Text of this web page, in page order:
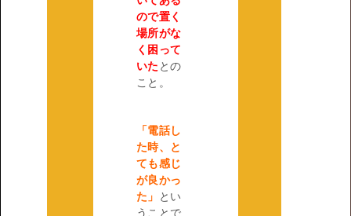
ので置く
場所がな
く困って
いた との
こと。
「電話し
た時、と
ても感じ
が良かっ
た」
とい
うことで